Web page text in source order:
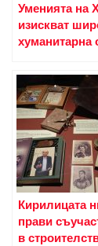
Уменията на
изискват
хуманитарна
Кирилицата
прави
в